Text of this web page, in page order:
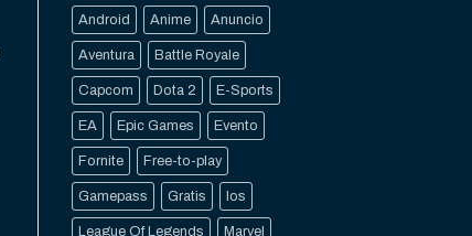
Android Anime Anuncio
Aventura Battle Royale
Capcom Dota 2 E-Sports
EA Epic Games Evento
Fornite Free-to-play
Gamepass Gratis Ios
League Of Legends Marvel